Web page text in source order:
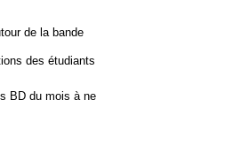
de la bande
des étudiants
BD du mois à ne